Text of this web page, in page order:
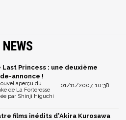
Last Princess : une deuxième
annonce !
01/11/2007, 10:38
aperçu du
de La Forteresse
par Shinji Higuchi
films inédits d'Akira Kurosawa